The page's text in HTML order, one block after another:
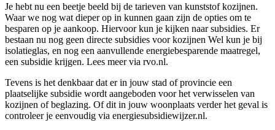
Je hebt nu een beetje beeld bij de tarieven van kunststof kozijnen.
Waar we nog wat dieper op in kunnen gaan zijn de opties om te
besparen op je aankoop. Hiervoor kun je kijken naar subsidies. Er
bestaan nu nog geen directe subsidies voor kozijnen Wel kun je bij
isolatieglas, en nog een aanvullende energiebesparende maatregel,
een subsidie krijgen. Lees meer via rvo.nl.
Tevens is het denkbaar dat er in jouw stad of provincie een
plaatselijke subsidie wordt aangeboden voor het verwisselen van
kozijnen of beglazing. Of dit in jouw woonplaats verder het geval is
controleer je eenvoudig via energiesubsidiewijzer.nl.